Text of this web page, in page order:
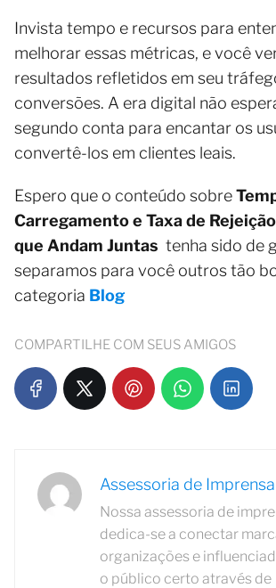
Invista tempo e recursos para
melhorar essas métricas, e você
resultados refletidos em seu
conversões. A era digital não
segundo conta para encantar os
convertê-los em clientes leais.
Espero que o conteúdo sobre
Carregamento e Taxa de
que Andam Juntas tenha sido de
separamos para você outros tão
categoria Blog
COMPARTILHE COM SEUS AMIGOS
Assessoria de Imprensa
Nossa assessoria de
dedica-se a conectar
organizações e
o público certo através de